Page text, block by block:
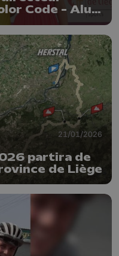
Code - Alu
21/01/2026
partira de
de Liège